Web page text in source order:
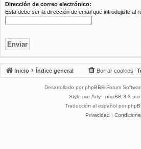
Dirección de correo electrónico:
Esta debe ser la dirección de email que introdujiste al
Inicio Índice general Borrar cookies
Desarrollado por phpBB® Forum
Style por Arty - phpBB 3.3 por
Traducción al español por
Privacidad |